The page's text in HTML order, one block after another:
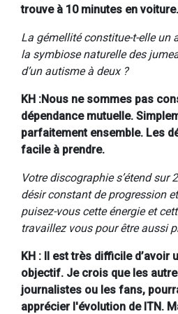
trouve à 10 minutes en voiture.
La gémellité constitue-t-elle un
la symbiose naturelle des
d’un autisme à deux ?
KH :Nous ne sommes pas
dépendance mutuelle.
parfaitement ensemble. Les
facile à prendre.
Votre discographie s’étend sur
désir constant de progression
puisez-vous cette énergie et
travaillez vous pour être aussi
KH : Il est très difficile d’avoir
objectif. Je crois que les
journalistes ou les fans,
apprécier l'évolution de ITN.